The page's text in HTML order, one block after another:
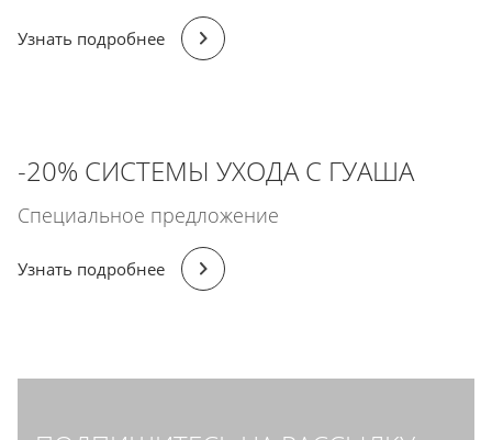
Узнать подробнее
-20% СИСТЕМЫ УХОДА С ГУАША
Специальное предложение
Узнать подробнее